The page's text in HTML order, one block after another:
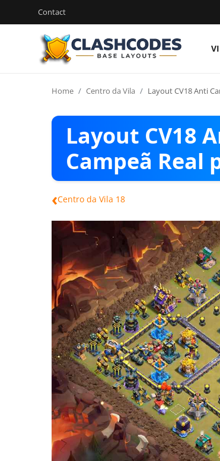
Contact
Português
Home Centro da Vila Layout CV18 Anti
Layout CV18
Campeã Real
‹Centro da Vila 18